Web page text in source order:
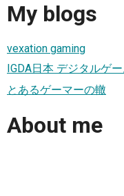
My blogs
vexation gaming
IGDA日本 デジタルゲ
とあるゲーマーの轍
About me